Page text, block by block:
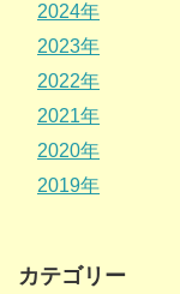
2024年
2023年
2022年
2021年
2020年
2019年
カテゴリー